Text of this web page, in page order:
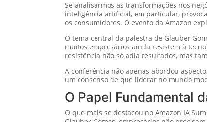
Se analisarmos as transformações nos
inteligência artificial, em particular,
os consumidores. O evento da Amazon
O tema central da palestra de Glauber
muitos empresários ainda resistem à
resistência não só adia resultados, mas
A conferência não apenas abordou
um consenso de que liderar no mundo
O Papel Fundamental
O que mais se destacou no Amazon IA